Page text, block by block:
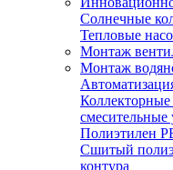
Солнечные
Тепловые
Монтаж
Монтаж
смесительные
Полиэтилен
Сшитый
контура